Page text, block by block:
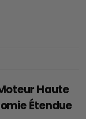
Haute
Étendue